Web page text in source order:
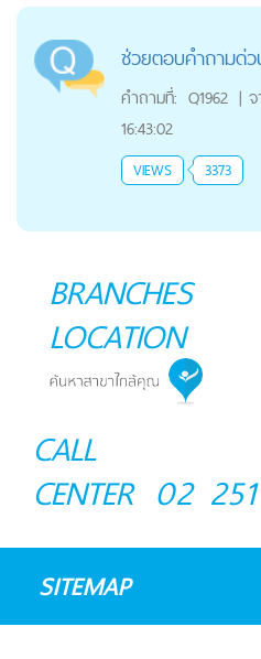
ช่วยตอบคำถามด่
คำถามที่: Q1962 |
16:43:02
VIEWS 3373
BRANCHES
LOCATION
CALL
CENTER 02
SITEMAP